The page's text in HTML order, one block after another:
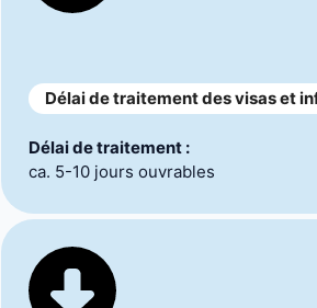
Délai de traitement des visas et
Délai de traitement :
ca. 5-10 jours ouvrables